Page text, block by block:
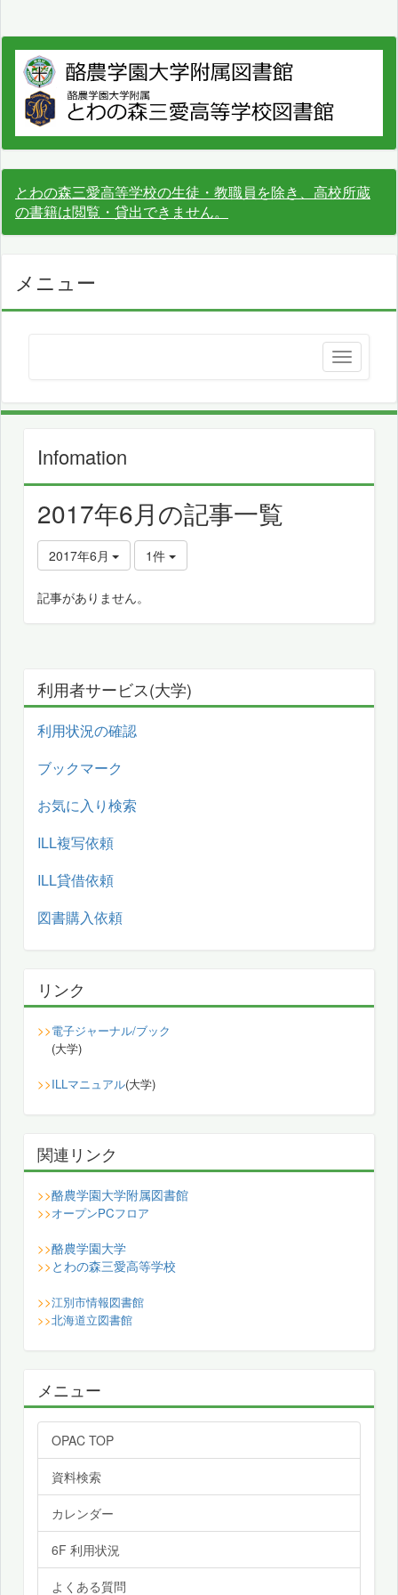
とわの森三愛高等学校の生徒・教職員を除き、高校所蔵
の書籍は閲覧・貸出できません。
メニュー
Infomation
2017年6月の記事一覧
2017年6月 1件
記事がありません。
利用者サービス(大学)
利用状況の確認
ブックマーク
お気に入り検索
ILL複写依頼
ILL貸借依頼
図書購入依頼
リンク
>>電子ジャーナル/ブック
(大学)
>>ILLマニュアル(大学)
関連リンク
>>酪農学園大学附属図書館
>>オープンPCフロア
>>酪農学園大学
>> とわの森三愛高等学校
>>江別市情報図書館
>>北海道立図書館
メニュー
OPAC TOP
資料検索
カレンダー
6F 利用状況
よくある質問